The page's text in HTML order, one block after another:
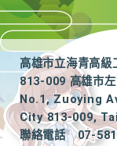
高雄市立海青高級
813-009 高雄市
No.1, Zuoying
City 813-009,
聯絡電話
07-